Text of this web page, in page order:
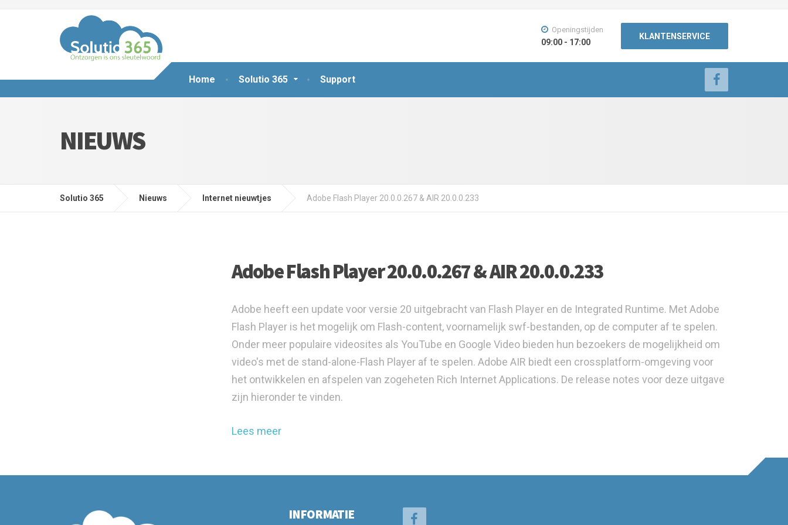
Home Solutio 365 Support
Openingstijden
09:00 - 17:00
KLANTENSERVICE
NIEUWS
Solutio 365 Nieuws Internet nieuwtjes Adobe Flash Player 20.0.0.267 & AIR 20.0.0.233
Adobe Flash Player 20.0.0.267 & AIR 20.0.0.233
Adobe heeft een update voor versie 20 uitgebracht van Flash Player en de Integrated Runtime. Met Adobe
Flash Player is het mogelijk om Flash-content, voornamelijk swf-bestanden, op de computer af te spelen.
Onder meer populaire videosites als YouTube en Google Video bieden hun bezoekers de mogelijkheid om
video's met de stand-alone-Flash Player af te spelen. Adobe AIR biedt een crossplatform-omgeving voor
het ontwikkelen en afspelen van zogeheten Rich Internet Applications. De release notes voor deze uitgave
zijn hieronder te vinden.
Lees meer
INFORMATIE